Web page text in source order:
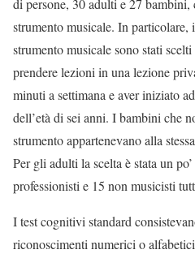
di persone, 30 adulti e 27 bambini,
strumento musicale. In
strumento musicale sono stati
prendere lezioni in una lezione
minuti a settimana e aver iniziato
dell’età di sei anni. I bambini che
strumento appartenevano alla
Per gli adulti la scelta è stata un
professionisti e 15 non musicisti
I test cognitivi standard
riconoscimenti numerici o